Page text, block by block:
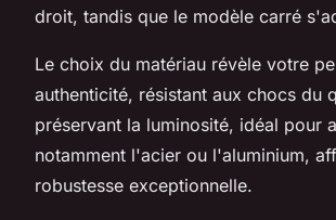
droit, tandis que le modèle carré
Le choix du matériau révèle votre
authenticité, résistant aux chocs du
préservant la luminosité, idéal pour
notamment l'acier ou l'aluminium,
robustesse exceptionnelle.